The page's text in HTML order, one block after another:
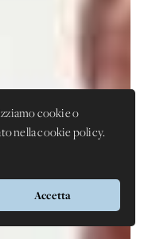
cookie o
nella cookie policy.
Accetta